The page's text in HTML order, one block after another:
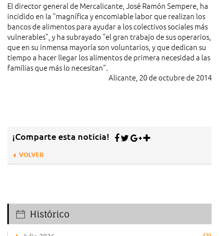
El director general de Mercalicante, José Ramón Sempere, ha
incidido en la “magnífica y encomiable labor que realizan los
bancos de alimentos para ayudar a los colectivos sociales más
vulnerables”, y ha subrayado “el gran trabajo de sus operarios,
que en su inmensa mayoría son voluntarios, y que dedican su
tiempo a hacer llegar los alimentos de primera necesidad a las
familias que más lo necesitan”.
Alicante, 20 de octubre de 2014
¡Comparte esta noticia!
VOLVER
Histórico